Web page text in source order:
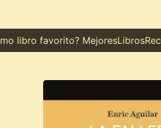
favorito?